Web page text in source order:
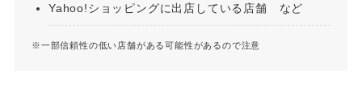
Yahoo!ショッピングに出店している店舗 など
※一部信頼性の低い店舗がある可能性があるので注意